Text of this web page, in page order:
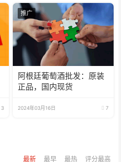
3
推广
阿根廷葡萄酒批发：原装
正品，国内现货
2024年03月16日 7
最新 最早 最热 评分最高